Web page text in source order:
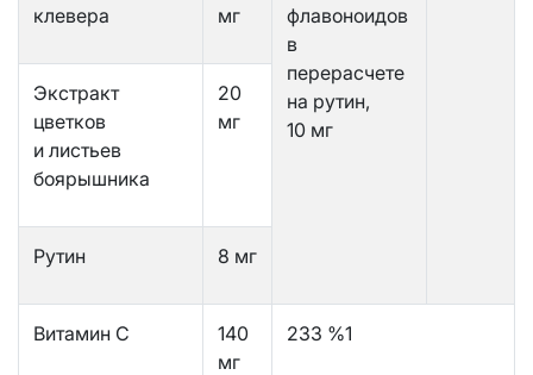
клевера
мг
флавоноидов
в
перерасчете
на рутин,
10 мг
Экстракт
цветков
и листьев
боярышника
20
мг
Рутин 8 мг
Витамин С
140
мг
233 %1